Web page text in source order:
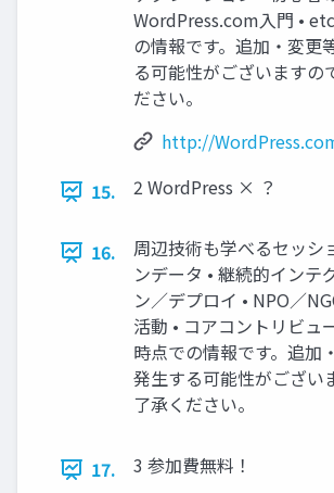
WordPress.com入門 •
の情報です。追加・変更
る可能性がございますの
ださい。
http://
15.
2 WordPress × ？
16.
周辺技術も学べるセッシ
ンデータ • 継続的インテ
ン／デプロイ • NPO／
活動 • コアコントリビュ
時点での情報です。追加
発生する可能性がござい
了承ください。
17. 3 参加費無料！